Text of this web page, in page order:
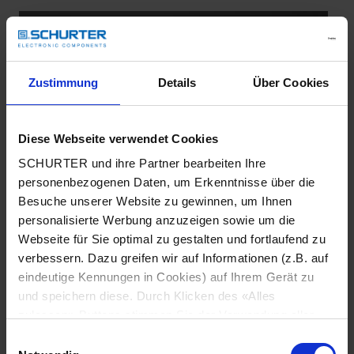
Zustimmung Details Über Cookies
Diese Webseite verwendet Cookies
SCHURTER und ihre Partner bearbeiten Ihre
personenbezogenen Daten, um Erkenntnisse über die
Besuche unserer Website zu gewinnen, um Ihnen
personalisierte Werbung anzuzeigen sowie um die
Webseite für Sie optimal zu gestalten und fortlaufend zu
verbessern. Dazu greifen wir auf Informationen (z.B. auf
eindeutige Kennungen in Cookies) auf Ihrem Gerät zu
und speichern diese. Durch Klicken des «Alles
2026-07-27
4763: Gerätesteckdose IEC Typ F / J